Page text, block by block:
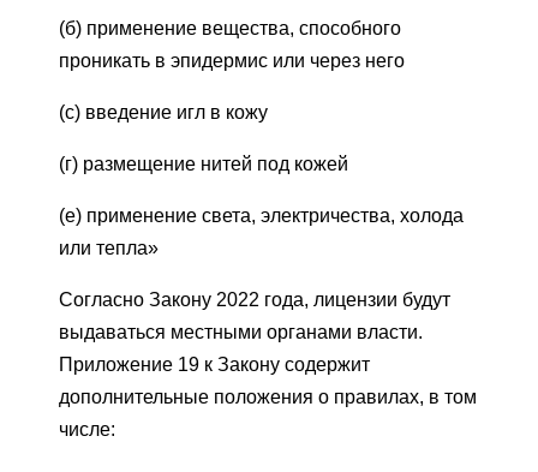
(б) применение вещества, способного
проникать в эпидермис или через него
(c) введение игл в кожу
(г) размещение нитей под кожей
(e) применение света, электричества, холода
или тепла»
Согласно Закону 2022 года, лицензии будут
выдаваться местными органами власти.
Приложение 19 к Закону содержит
дополнительные положения о правилах, в том
числе: